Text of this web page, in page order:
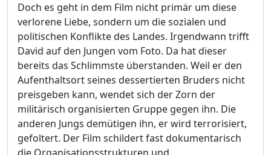
Doch es geht in dem Film nicht primär um diese
verlorene Liebe, sondern um die sozialen und
politischen Konflikte des Landes. Irgendwann trifft
David auf den Jungen vom Foto. Da hat dieser
bereits das Schlimmste überstanden. Weil er den
Aufenthaltsort seines dessertierten Bruders nicht
preisgeben kann, wendet sich der Zorn der
militärisch organisierten Gruppe gegen ihn. Die
anderen Jungs demütigen ihn, er wird terrorisiert,
gefoltert. Der Film schildert fast dokumentarisch